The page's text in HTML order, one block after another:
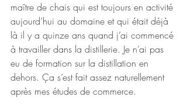
maître de chais qui est toujours en activité
aujourd’hui au domaine et qui était déjà
là il y a quinze ans quand j’ai commencé
à travailler dans la distillerie. Je n’ai pas
eu de formation sur la distillation en
dehors. Ça s’est fait assez naturellement
après mes études de commerce.